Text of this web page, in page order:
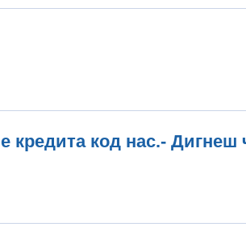
кредита код нас.- Дигнеш